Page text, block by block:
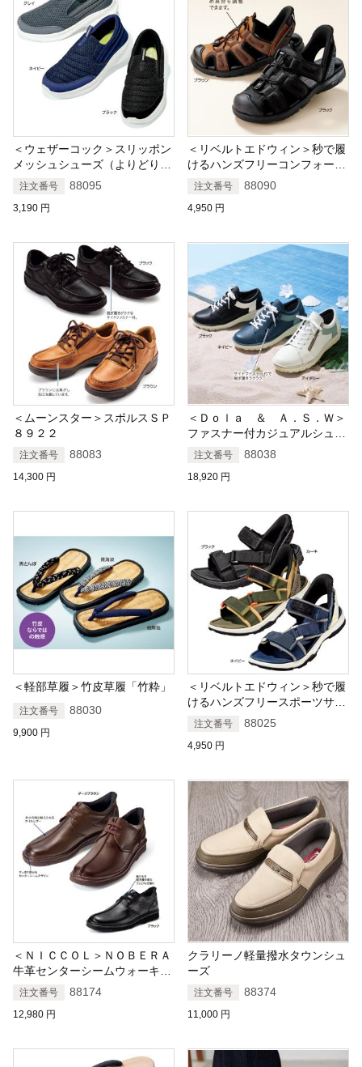
＜ウェザーコック＞スリッポン
メッシュシューズ（よりどり２
足以上）
注文番号 88095
3,190 円
＜リベルトエドウィン＞秒で履
けるハンズフリーコンフォート
サンダル
注文番号 88090
4,950 円
＜ムーンスター＞スポルスＳＰ
８９２２
注文番号 88083
14,300 円
＜Ｄｏｌａ ＆ Ａ．Ｓ．Ｗ＞
ファスナー付カジュアルシュー
ズ注文番号 88038
18,920 円
＜軽部草履＞竹皮草履「竹粋」
注文番号 88030
9,900 円
＜リベルトエドウィン＞秒で履
けるハンズフリースポーツサン
ダル
注文番号 88025
4,950 円
＜ＮＩＣＣＯＬ＞ＮＯＢＥＲＡ
牛革センターシームウォーキン
グシューズ
注文番号 88174
12,980 円
クラリーノ軽量撥水タウンシュ
ーズ
注文番号 88374
11,000 円